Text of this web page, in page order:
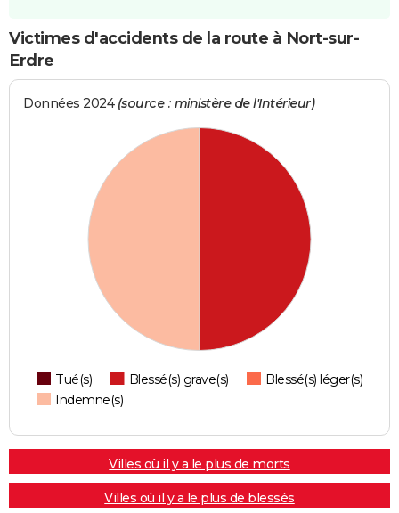
Victimes d'accidents de la route à Nort-sur-
Erdre
Données 2024 (source : ministère de l'Intérieur)
Tué(s) Blessé(s) grave(s)
Blessé(s) léger(s)
Indemne(s)
Villes où il y a le plus de morts
Villes où il y a le plus de blessés